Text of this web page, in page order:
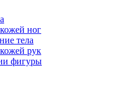
ног
тела
рук
фигуры